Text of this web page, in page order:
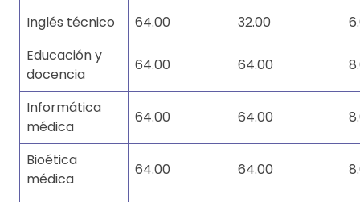
Inglés técnico 64.00 32.00
Educación y
docencia
64.00 64.00
Informática
médica
64.00 64.00
Bioética
médica
64.00 64.00